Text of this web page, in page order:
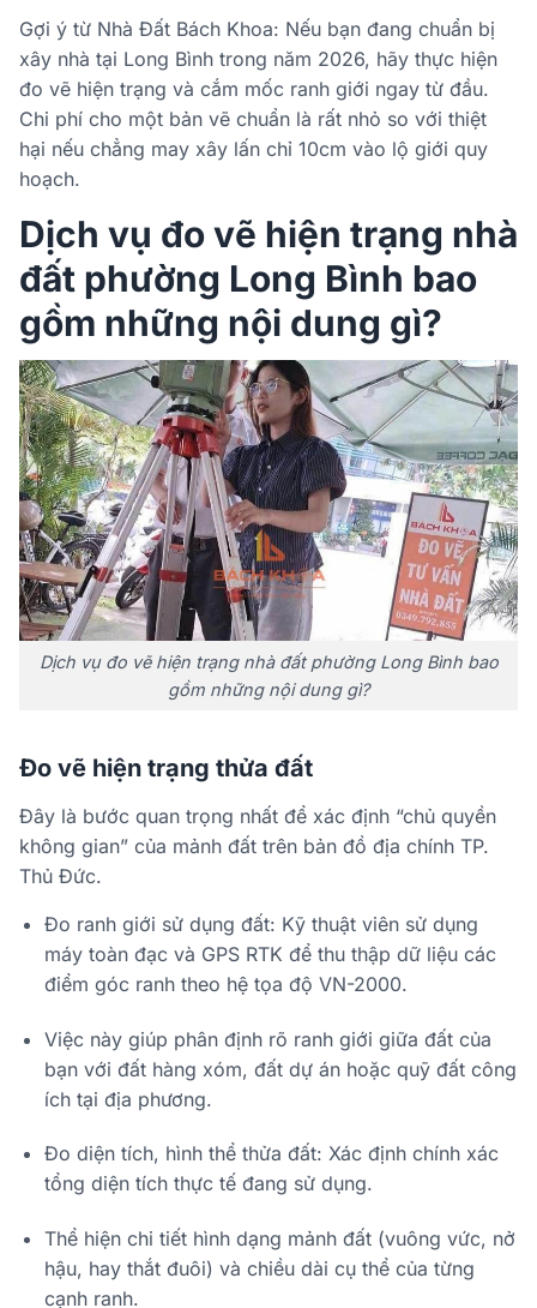
Gợi ý từ Nhà Đất Bách Khoa: Nếu bạn đang chuẩn bị
xây nhà tại Long Bình trong năm 2026, hãy thực hiện
đo vẽ hiện trạng và cắm mốc ranh giới ngay từ đầu.
Chi phí cho một bản vẽ chuẩn là rất nhỏ so với thiệt
hại nếu chẳng may xây lấn chỉ 10cm vào lộ giới quy
hoạch.
Dịch vụ đo vẽ hiện trạng nhà
đất phường Long Bình bao
gồm những nội dung gì?
Dịch vụ đo vẽ hiện trạng nhà đất phường Long Bình bao
gồm những nội dung gì?
Đo vẽ hiện trạng thửa đất
Đây là bước quan trọng nhất để xác định “chủ quyền
không gian” của mảnh đất trên bản đồ địa chính TP.
Thủ Đức.
Đo ranh giới sử dụng đất: Kỹ thuật viên sử dụng
máy toàn đạc và GPS RTK để thu thập dữ liệu các
điểm góc ranh theo hệ tọa độ VN-2000.
Việc này giúp phân định rõ ranh giới giữa đất của
bạn với đất hàng xóm, đất dự án hoặc quỹ đất công
ích tại địa phương.
Đo diện tích, hình thể thửa đất: Xác định chính xác
tổng diện tích thực tế đang sử dụng.
Thể hiện chi tiết hình dạng mảnh đất (vuông vức, nở
hậu, hay thắt đuôi) và chiều dài cụ thể của từng
cạnh ranh.